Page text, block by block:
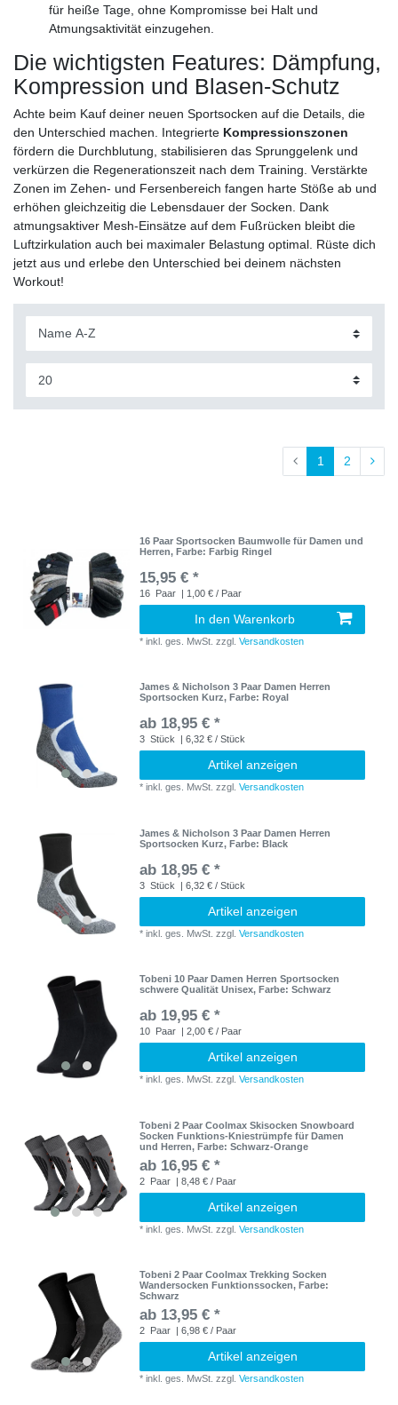
für heiße Tage, ohne Kompromisse bei Halt und
Atmungsaktivität einzugehen.
Die wichtigsten Features: Dämpfung,
Kompression und Blasen-Schutz
Achte beim Kauf deiner neuen Sportsocken auf die Details, die
den Unterschied machen. Integrierte Kompressionszonen
fördern die Durchblutung, stabilisieren das Sprunggelenk und
verkürzen die Regenerationszeit nach dem Training. Verstärkte
Zonen im Zehen- und Fersenbereich fangen harte Stöße ab und
erhöhen gleichzeitig die Lebensdauer der Socken. Dank
atmungsaktiver Mesh-Einsätze auf dem Fußrücken bleibt die
Luftzirkulation auch bei maximaler Belastung optimal. Rüste dich
jetzt aus und erlebe den Unterschied bei deinem nächsten
Workout!
1 2
16 Paar Sportsocken Baumwolle für Damen und
Herren, Farbe: Farbig Ringel
15,95 € *
16 Paar | 1,00 € / Paar
In den Warenkorb
*inkl. ges. MwSt. zzgl.Versandkosten
James & Nicholson 3 Paar Damen Herren
Sportsocken Kurz, Farbe: Royal
ab 18,95 € *
3 Stück | 6,32 € / Stück
Artikel anzeigen
*inkl. ges. MwSt. zzgl.Versandkosten
James & Nicholson 3 Paar Damen Herren
Sportsocken Kurz, Farbe: Black
ab 18,95 € *
3 Stück | 6,32 € / Stück
Artikel anzeigen
*inkl. ges. MwSt. zzgl.Versandkosten
Tobeni 10 Paar Damen Herren Sportsocken
schwere Qualität Unisex, Farbe: Schwarz
ab 19,95 € *
10 Paar | 2,00 € / Paar
Artikel anzeigen
*inkl. ges. MwSt. zzgl.Versandkosten
Tobeni 2 Paar Coolmax Skisocken Snowboard
Socken Funktions-Kniestrümpfe für Damen
und Herren, Farbe: Schwarz-Orange
ab 16,95 € *
2 Paar | 8,48 € / Paar
Artikel anzeigen
*inkl. ges. MwSt. zzgl.Versandkosten
Tobeni 2 Paar Coolmax Trekking Socken
Wandersocken Funktionssocken, Farbe:
Schwarz
ab 13,95 € *
2 Paar | 6,98 € / Paar
Artikel anzeigen
*inkl. ges. MwSt. zzgl.Versandkosten